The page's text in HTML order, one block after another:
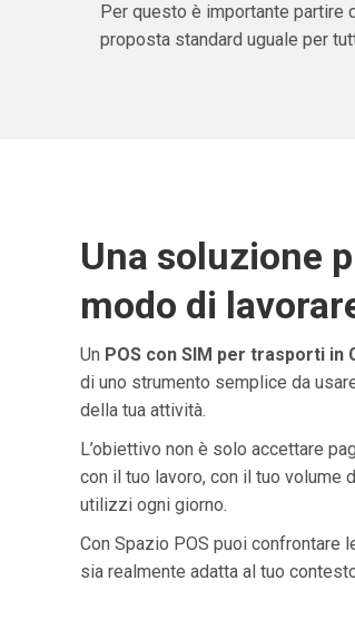
Per questo è importante partire
proposta standard uguale per
Una soluzione
modo di
Un POS con SIM per trasporti in
di uno strumento semplice da
della tua attività.
L’obiettivo non è solo accettare
con il tuo lavoro, con il tuo volume
utilizzi ogni giorno.
Con Spazio POS puoi
sia realmente adatta al tuo